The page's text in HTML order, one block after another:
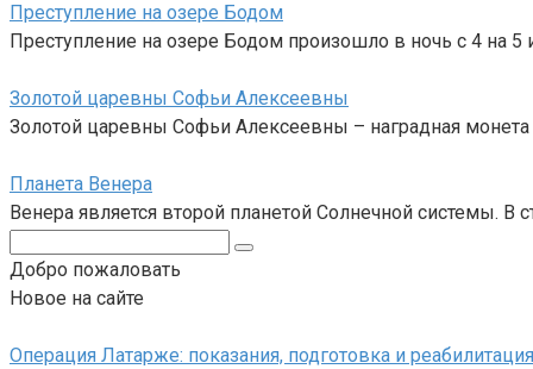
Преступление на озере Бодом
Преступление на озере Бодом произошло в ночь с 4 на 5
Золотой царевны Софьи Алексеевны
Золотой царевны Софьи Алексеевны – наградная
Планета Венера
Венера является второй планетой Солнечной системы. В
Добро пожаловать
Новое на сайте
Операция Латарже: показания, подготовка и реабилитация